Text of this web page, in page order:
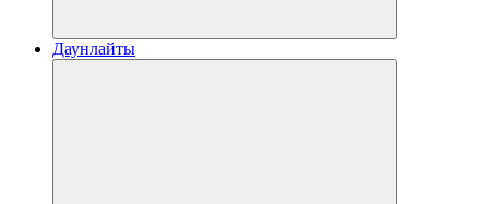
Даунлайты